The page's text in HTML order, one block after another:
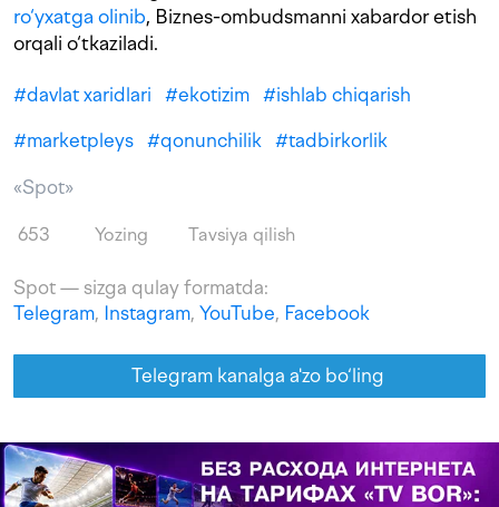
ro‘yxatga olinib, Biznes-ombudsmanni xabardor etish
orqali o‘tkaziladi.
#davlat xaridlari #ekotizim #ishlab chiqarish
#marketpleys #qonunchilik #tadbirkorlik
«Spot»
653 Yozing Tavsiya qilish
Spot — sizga qulay formatda:
Telegram, Instagram, YouTube, Facebook
Telegram kanalga a'zo bo‘ling